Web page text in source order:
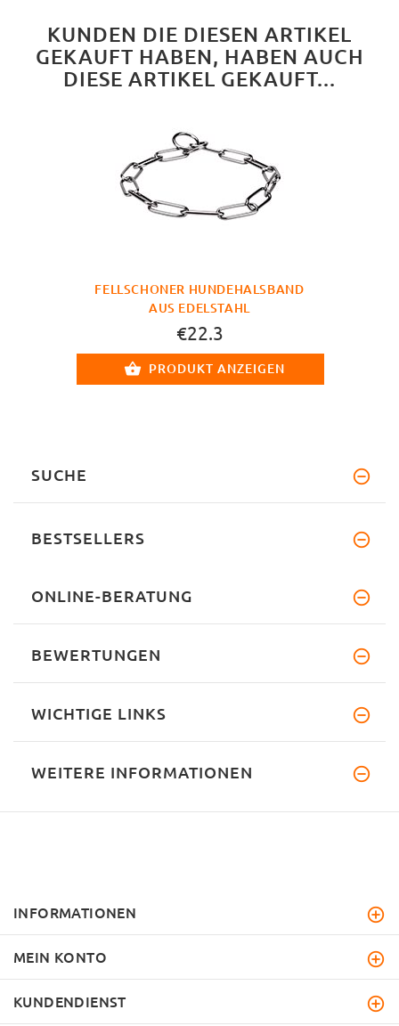
KUNDEN DIE DIESEN ARTIKEL
GEKAUFT HABEN, HABEN AUCH
DIESE ARTIKEL GEKAUFT...
FELLSCHONER HUNDEHALSBAND
AUS EDELSTAHL
€22.3
PRODUKT ANZEIGEN
SUCHE
BESTSELLERS
ONLINE-BERATUNG
BEWERTUNGEN
WICHTIGE LINKS
WEITERE INFORMATIONEN
INFORMATIONEN
MEIN KONTO
KUNDENDIENST